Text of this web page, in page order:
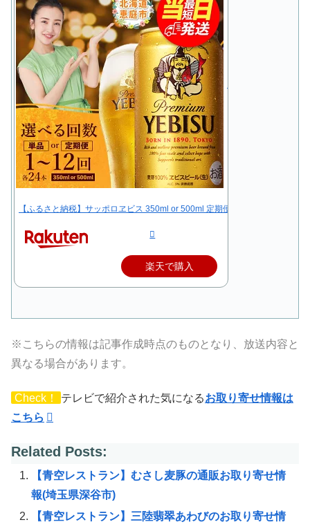
【ふるさと納税】サッポロヱビス 350ml or 500ml 定期便（1～12回） 選べ
楽天で購入
※こちらの情報は記事作成時点のものとなり、放送内容と
異なる場合があります。
Check！ テレビで紹介された気になるお取り寄せ情報は
こちら
Related Posts:
【青空レストラン】むさし麦豚の通販お取り寄せ情
報(埼玉県深谷市)
【青空レストラン】三陸翡翠あわびのお取り寄せ情